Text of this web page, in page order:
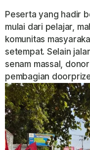
Peserta yang hadir
mulai dari pelajar,
komunitas
setempat. Selain
senam massal,
pembagian